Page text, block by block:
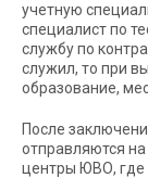
учетную
специалист по
службу по
служил, то при
образование,
После
отправляются
центры ЮВО, где